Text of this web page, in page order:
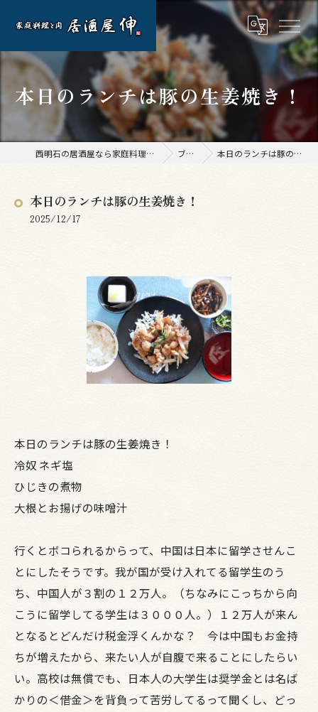
本日のランチは豚の生姜焼き！
西明石の居酒屋なら家庭料理と肉 居酒屋 伸 ブログ 本日のランチは豚の生姜焼き！
本日のランチは豚の生姜焼き！
2025/12/17
本日のランチは豚の生姜焼き！
冷奴 ネギ塩
ひじきの煮物
大根とお揚げの味噌汁
行くとボコられるからって、中国は日本に留学させんこ
とにしたそうです。我が国が受け入れてる留学生のう
ち、中国人が３割の１２万人。（ちなみにこっちから向
こうに留学してる学生は３０００人。）１２万人が来ん
となるとどんだけ税金浮くんかな？ 今は中国もお金持
ちが増えたから、来たい人が自腹で来ることにしたらい
い。高校は無償でも、日本人の大学生は奨学金とは名ば
かりの＜借金＞を背負って苦労してるって聞くし、どっ